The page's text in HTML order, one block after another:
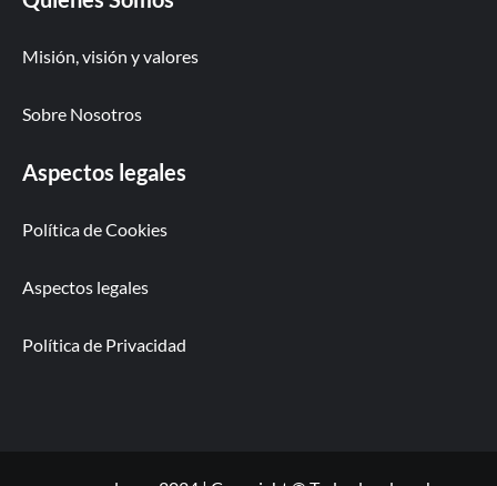
Misión, visión y valores
Sobre Nosotros
Aspectos legales
Política de Cookies
Aspectos legales
Política de Privacidad